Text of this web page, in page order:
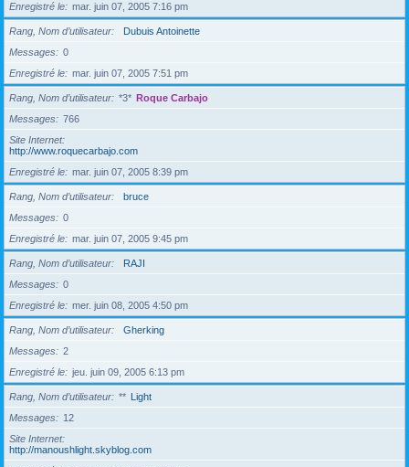
Enregistré le
mar. juin 07, 2005 7:16 pm
Rang, Nom d’utilisateur
Dubuis Antoinette
Messages
0
Enregistré le
mar. juin 07, 2005 7:51 pm
Rang, Nom d’utilisateur *3* Roque Carbajo
Messages
766
Site Internet
http://www.roquecarbajo.com
Enregistré le
mar. juin 07, 2005 8:39 pm
Rang, Nom d’utilisateur
bruce
Messages
0
Enregistré le
mar. juin 07, 2005 9:45 pm
Rang, Nom d’utilisateur
RAJI
Messages
0
Enregistré le
mer. juin 08, 2005 4:50 pm
Rang, Nom d’utilisateur
Gherking
Messages
2
Enregistré le
jeu. juin 09, 2005 6:13 pm
Rang, Nom d’utilisateur ** Light
Messages
12
Site Internet
http://manoushlight.skyblog.com